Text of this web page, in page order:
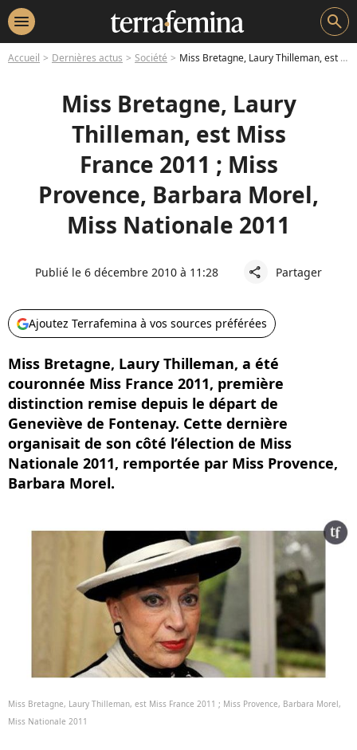
menu search
Accueil Dernières actus Société Miss Bretagne, Laury Thilleman, est Miss France 2011 ; Miss Provence, Barbara Morel, Miss Nationale 2011
Miss Bretagne, Laury
Thilleman, est Miss
France 2011 ; Miss
Provence, Barbara Morel,
Miss Nationale 2011
Publié le 6 décembre 2010 à 11:28 share Partager
Ajoutez Terrafemina à vos sources préférées
Miss Bretagne, Laury Thilleman, a été
couronnée Miss France 2011, première
distinction remise depuis le départ de
Geneviève de Fontenay. Cette dernière
organisait de son côté l’élection de Miss
Nationale 2011, remportée par Miss Provence,
Barbara Morel.
Miss Bretagne, Laury Thilleman, est Miss France 2011 ; Miss Provence, Barbara Morel,
Miss Nationale 2011